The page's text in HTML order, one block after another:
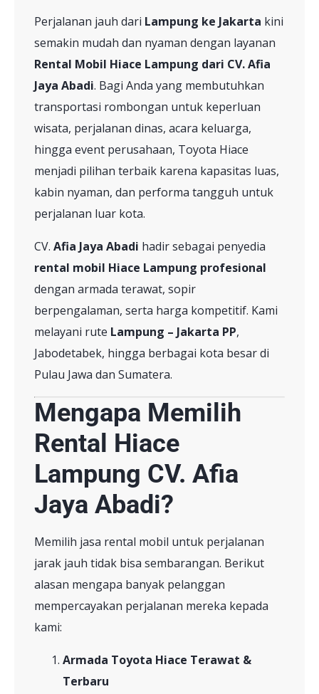
Perjalanan jauh dari Lampung ke Jakarta kini
semakin mudah dan nyaman dengan layanan
Rental Mobil Hiace Lampung dari CV. Afia
Jaya Abadi. Bagi Anda yang membutuhkan
transportasi rombongan untuk keperluan
wisata, perjalanan dinas, acara keluarga,
hingga event perusahaan, Toyota Hiace
menjadi pilihan terbaik karena kapasitas luas,
kabin nyaman, dan performa tangguh untuk
perjalanan luar kota.
CV. Afia Jaya Abadi hadir sebagai penyedia
rental mobil Hiace Lampung profesional
dengan armada terawat, sopir
berpengalaman, serta harga kompetitif. Kami
melayani rute Lampung – Jakarta PP,
Jabodetabek, hingga berbagai kota besar di
Pulau Jawa dan Sumatera.
Mengapa Memilih
Rental Hiace
Lampung CV. Afia
Jaya Abadi?
Memilih jasa rental mobil untuk perjalanan
jarak jauh tidak bisa sembarangan. Berikut
alasan mengapa banyak pelanggan
mempercayakan perjalanan mereka kepada
kami:
Armada Toyota Hiace Terawat &
Terbaru